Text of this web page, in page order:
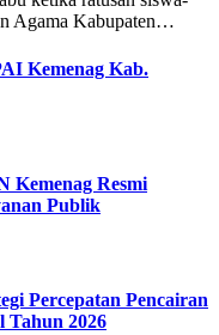
Agama Kabupaten…
Kemenag Kab.
Kemenag Resmi
Publik
Percepatan Pencairan
Tahun 2026